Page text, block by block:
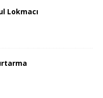
Lokmacı